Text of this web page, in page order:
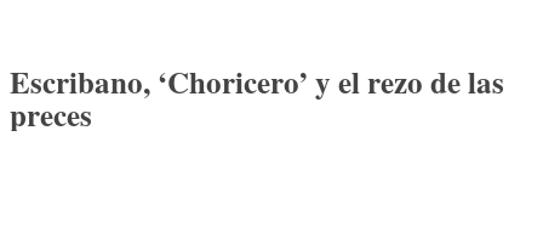
Escribano, ‘Choricero’ y el rezo de las
preces